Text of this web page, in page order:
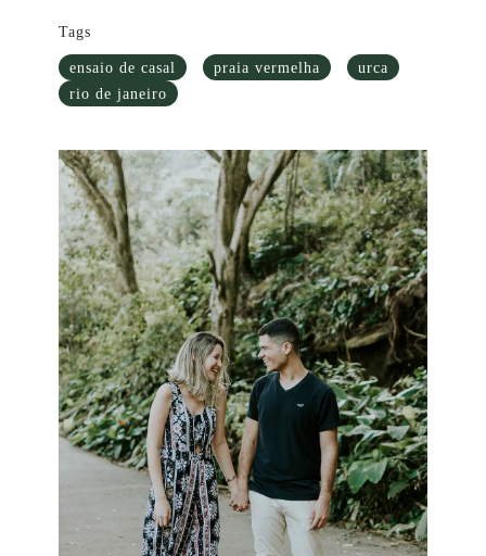
Tags
ensaio de casal praia vermelha
urca
rio de janeiro